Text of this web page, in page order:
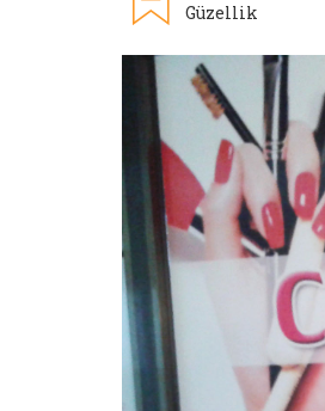
Güzellik